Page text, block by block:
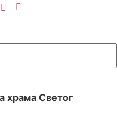
храма Светог